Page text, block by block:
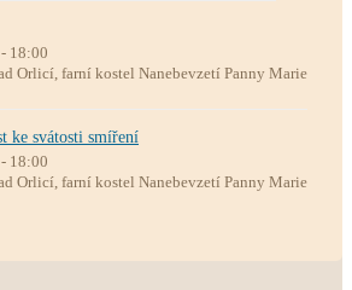
18:00
Orlicí, farní kostel Nanebevzetí Panny Marie
ke svátosti smíření
18:00
Orlicí, farní kostel Nanebevzetí Panny Marie